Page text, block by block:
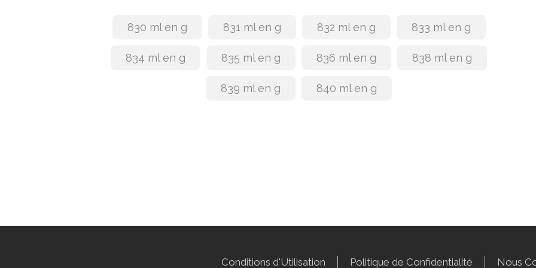
830 ml en g 831 ml en g 832 ml en g 833 ml en g
834 ml en g 835 ml en g 836 ml en g 838 ml en g
839 ml en g 840 ml en g
Conditions d'Utilisation Politique de Confidentialité Nous